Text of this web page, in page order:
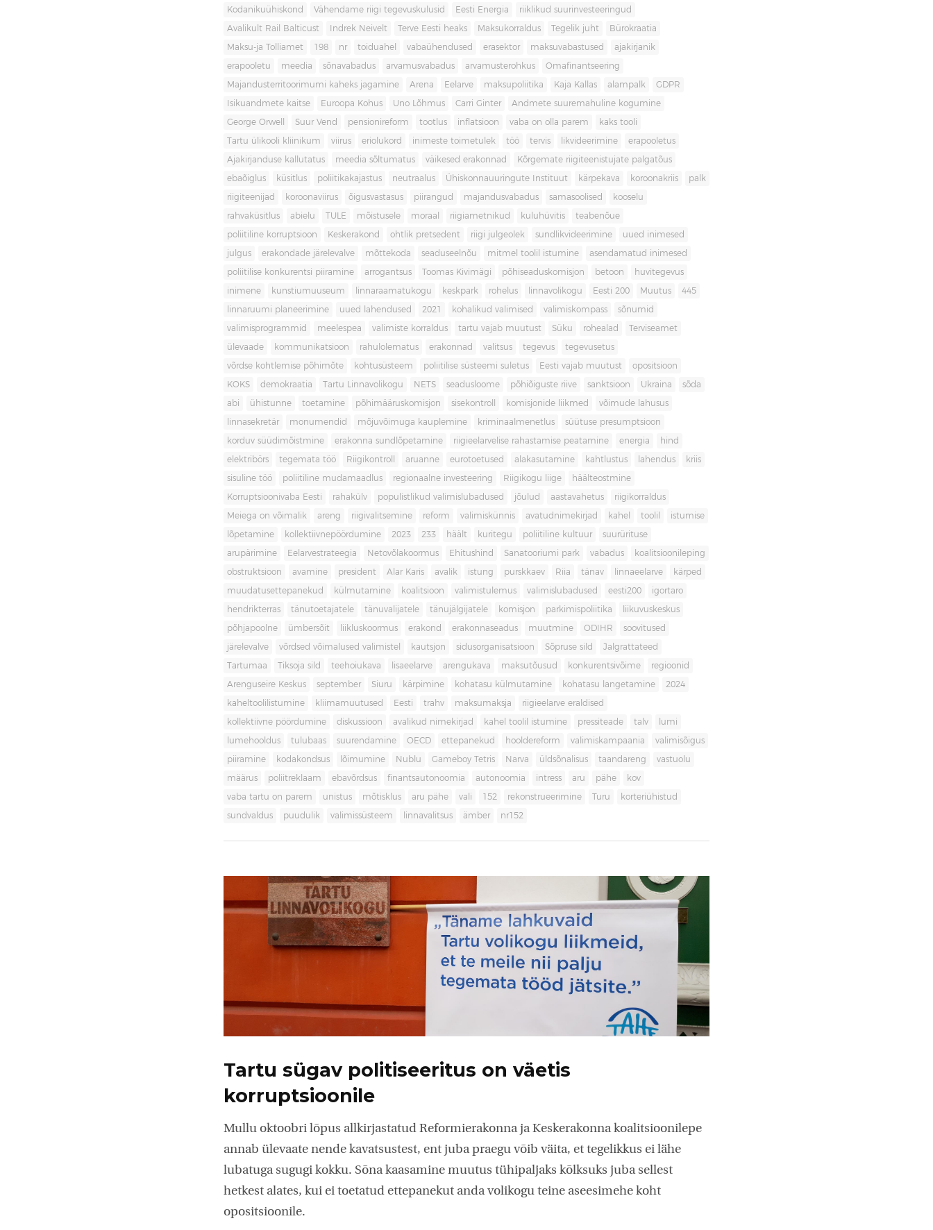
Kodanikuühiskond Vähendame riigi tegevuskulusid Eesti Energia riiklikud suurinvesteeringud
Avalikult Rail Balticust Indrek Neivelt Terve Eesti heaks Maksukorraldus Tegelik juht Bürokraatia
Maksu-ja Tolliamet 198 nr toiduahel vabaühendused erasektor maksuvabastused ajakirjanik
erapooletu meedia sõnavabadus arvamusvabadus arvamusterohkus Omafinantseering
Majandusterritoorimumi kaheks jagamine Arena Eelarve maksupoliitika Kaja Kallas alampalk GDPR
Isikuandmete kaitse Euroopa Kohus Uno Lõhmus Carri Ginter Andmete suuremahuline kogumine
George Orwell Suur Vend pensionireform tootlus inflatsioon vaba on olla parem kaks tooli
Tartu ülikooli kliinikum viirus eriolukord inimeste toimetulek töö tervis likvideerimine erapooletus
Ajakirjanduse kallutatus meedia sõltumatus väikesed erakonnad Kõrgemate riigiteenistujate palgatõus
ebaõiglus küsitlus poliitikakajastus neutraalus Ühiskonnauuringute Instituut kärpekava koroonakriis palk
riigiteenijad koroonaviirus õigusvastasus piirangud majandusvabadus samasoolised kooselu
rahvaküsitlus abielu TULE mõistusele moraal riigiametnikud kuluhüvitis teabenõue
poliitiline korruptsioon Keskerakond ohtlik pretsedent riigi julgeolek sundlikvideerimine uued inimesed
julgus erakondade järelevalve mõttekoda seaduseelnõu mitmel toolil istumine asendamatud inimesed
poliitilise konkurentsi piiramine arrogantsus Toomas Kivimägi põhiseaduskomisjon betoon huvitegevus
inimene kunstiumuuseum linnaraamatukogu keskpark rohelus linnavolikogu Eesti 200 Muutus 445
linnaruumi planeerimine uued lahendused 2021 kohalikud valimised valimiskompass sõnumid
valimisprogrammid meelespea valimiste korraldus tartu vajab muutust Süku rohealad Terviseamet
ülevaade kommunikatsioon rahulolematus erakonnad valitsus tegevus tegevusetus
võrdse kohtlemise põhimõte kohtusüsteem poliitilise süsteemi suletus Eesti vajab muutust opositsioon
KOKS demokraatia Tartu Linnavolikogu NETS seadusloome põhiõiguste riive sanktsioon Ukraina sõda
abi ühistunne toetamine põhimääruskomisjon sisekontroll komisjonide liikmed võimude lahusus
linnasekretär monumendid mõjuvõimuga kauplemine kriminaalmenetlus süütuse presumptsioon
korduv süüdimõistmine erakonna sundlõpetamine riigieelarvelise rahastamise peatamine energia hind
elektribörs tegemata töö Riigikontroll aruanne eurotoetused alakasutamine kahtlustus lahendus kriis
sisuline töö poliitiline mudamaadlus regionaalne investeering Riigikogu liige häälteostmine
Korruptsioonivaba Eesti rahakülv populistlikud valimislubadused jõulud aastavahetus riigikorraldus
Meiega on võimalik areng riigivalitsemine reform valimiskünnis avatudnimekirjad kahel toolil istumise
lõpetamine kollektiivnepöördumine 2023 233 häält kuritegu poliitiline kultuur suurürituse
arupärimine Eelarvestrateegia Netovõlakoormus Ehitushind Sanatooriumi park vabadus koalitsioonileping
obstruktsioon avamine president Alar Karis avalik istung purskkaev Riia tänav linnaeelarve kärped
muudatusettepanekud külmutamine koalitsioon valimistulemus valimislubadused eesti200 igortaro
hendrikterras tänutoetajatele tänuvalijatele tänujälgijatele komisjon parkimispoliitika liikuvuskeskus
põhjapoolne ümbersõit liikluskoormus erakond erakonnaseadus muutmine ODIHR soovitused
järelevalve võrdsed võimalused valimistel kautsjon sidusorganisatsioon Sõpruse sild Jalgrattateed
Tartumaa Tiksoja sild teehoiukava lisaeelarve arengukava maksutõusud konkurentsivõime regioonid
Arenguseire Keskus september Siuru kärpimine kohatasu külmutamine kohatasu langetamine 2024
kaheltoolilistumine kliimamuutused Eesti trahv maksumaksja riigieelarve eraldised
kollektiivne pöördumine diskussioon avalikud nimekirjad kahel toolil istumine pressiteade talv lumi
lumehooldus tulubaas suurendamine OECD ettepanekud hooldereform valimiskampaania valimisõigus
piiramine kodakondsus lõimumine Nublu Gameboy Tetris Narva üldsõnalisus taandareng vastuolu
määrus poliitreklaam ebavõrdsus finantsautonoomia autonoomia intress aru pähe kov
vaba tartu on parem unistus mõtisklus aru pähe vali 152 rekonstrueerimine Turu korteriühistud
sundvaldus puudulik valimissüsteem linnavalitsus ämber nr152
Tartu sügav politiseeritus on väetis
korruptsioonile
Mullu ok­­toob­­ri lõ­­pus allkirjastatud Reformierakonna ja Keskerakonna koalitsioonilepe
annab ülevaate nende kavatsustest, ent juba praegu võib väita, et tegelikkus ei lähe
lubatuga sugugi kokku. Sõna kaasamine muutus tühipaljaks kõlksuks juba sellest
hetkest alates, kui ei toetatud ettepanekut anda volikogu teine aseesimehe koht
opositsioonile.